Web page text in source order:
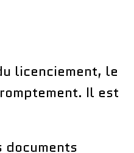
licenciement, le
Il est